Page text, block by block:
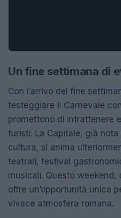
Un fine settimana di
Con l’arrivo del fine
festeggiare il Carnevale
promettono di intrattenere
turisti. La Capitale, già
cultura, si anima
teatrali, festival
musicali. Questo weekend,
offre un’opportunità unica
vivace atmosfera romana.